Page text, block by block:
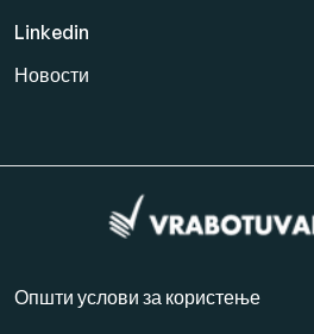
Linkedin
Новости
Општи услови за користење